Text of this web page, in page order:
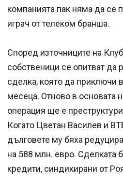
компанията пак няма да се
играч от телеком бранша.
Според източниците на
собственици се опитват да
сделка, която да приключи
месеца. Отново в основата
операция ще е
Когато Цветан Василев и
дълговете му бяха
на 588 млн. евро. Сделката
кредити, синдикирани от